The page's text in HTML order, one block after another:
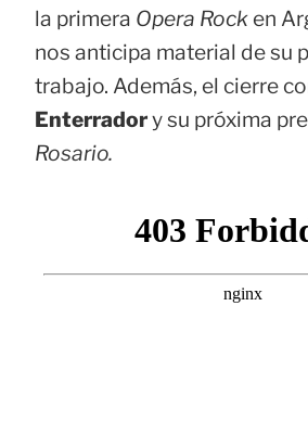
la primera Opera Rock en
nos anticipa material de su
trabajo. Además, el cierre
Enterradory su próxima
Rosario.